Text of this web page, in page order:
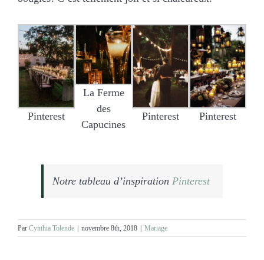
Pinterest
La Ferme
des
Capucines
Pinterest Pinterest
Notre tableau d’inspiration Pinterest
Par Cynthia Tolende | novembre 8th, 2018 | Mariage